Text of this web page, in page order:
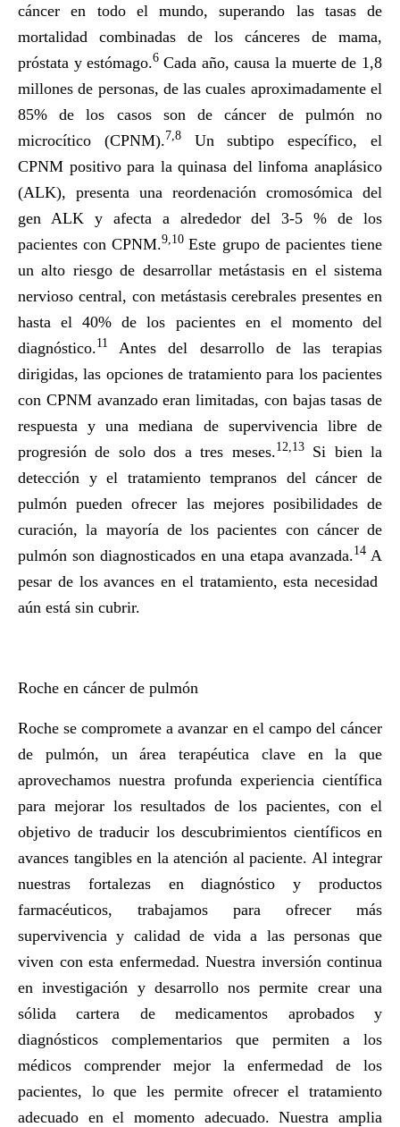
cáncer en todo el mundo, superando las tasas de
mortalidad combinadas de los cánceres de mama,
próstata y estómago.6 Cada año, causa la muerte de 1,8
millones de personas, de las cuales aproximadamente el
85% de los casos son de cáncer de pulmón no
microcítico (CPNM).7,8Un subtipo específico, el
CPNM positivo para la quinasa del linfoma anaplásico
(ALK), presenta una reordenación cromosómica del
gen ALK y afecta a alrededor del 3-5 % de los
pacientes con CPNM.9,10 Este grupo de pacientes tiene
un alto riesgo de desarrollar metástasis en el sistema
nervioso central, con metástasis cerebrales presentes en
hasta el 40% de los pacientes en el momento del
diagnóstico.11
Antes del desarrollo de las terapias
dirigidas, las opciones de tratamiento para los pacientes
con CPNM avanzado eran limitadas, con bajas tasas de
respuesta y una mediana de supervivencia libre de
progresión de solo dos a tres meses.12,13Si bien la
detección y el tratamiento tempranos del cáncer de
pulmón pueden ofrecer las mejores posibilidades de
curación, la mayoría de los pacientes con cáncer de
pulmón son diagnosticados en una etapa avanzada.14 A
pesar de los avances en el tratamiento, esta necesidad
aún está sin cubrir.
Roche en cáncer de pulmón
Roche se compromete a avanzar en el campo del cáncer
de pulmón, un área terapéutica clave en la que
aprovechamos nuestra profunda experiencia científica
para mejorar los resultados de los pacientes, con el
objetivo de traducir los descubrimientos científicos en
avances tangibles en la atención al paciente. Al integrar
nuestras fortalezas en diagnóstico y productos
farmacéuticos, trabajamos para ofrecer más
supervivencia y calidad de vida a las personas que
viven con esta enfermedad. Nuestra inversión continua
en investigación y desarrollo nos permite crear una
sólida cartera de medicamentos aprobados y
diagnósticos complementarios que permiten a los
médicos comprender mejor la enfermedad de los
pacientes, lo que les permite ofrecer el tratamiento
adecuado en el momento adecuado. Nuestra amplia